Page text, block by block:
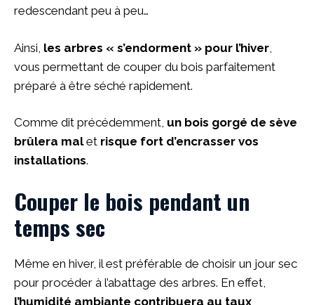
redescendant peu à peu…
Ainsi, les arbres « s’endorment » pour l’hiver
vous permettant de couper du bois parfaitement
préparé à être séché rapidement.
Comme dit précédemment, un bois gorgé de sève
brûlera malet risque fort d’encrasser vos
installations.
Couper le bois pendant un
temps sec
Même en hiver, il est préférable de choisir un jour sec
pour procéder à l’abattage des arbres. En effet,
l’humidité ambiante contribuera au taux